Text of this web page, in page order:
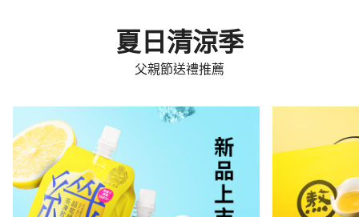
夏日清涼季
父親節送禮推薦